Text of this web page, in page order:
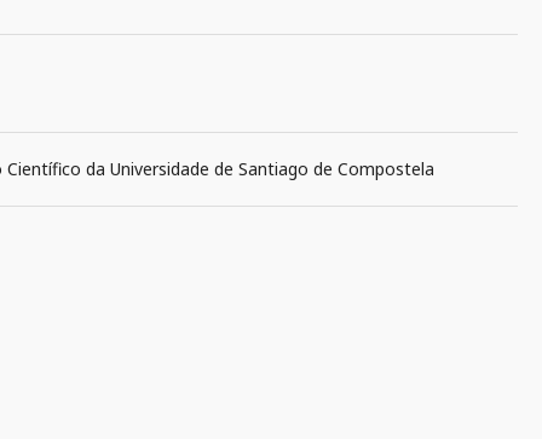
da Universidade de Santiago de Compostela